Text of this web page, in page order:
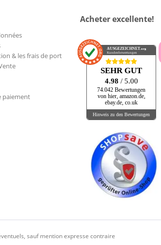
& les frais de port
paiement
Acheter excellente!
AUSGEZEICHNET .org
Kundenbewertungen
SEHR GUT
4.98 / 5.00
74.042 Bewertungen
von hier, amazon.de,
ebay.de, co.uk
Hinweis zu den Bewertungen
sauf mention expresse contraire